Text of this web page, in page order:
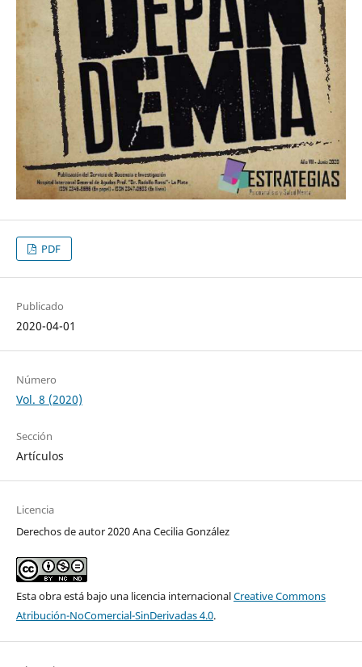
PDF
Publicado
2020-04-01
Número
Vol. 8 (2020)
Sección
Artículos
Licencia
Derechos de autor 2020 Ana Cecilia González
Esta obra está bajo una licencia internacionalCreative Commons
Atribución-NoComercial-SinDerivadas 4.0.